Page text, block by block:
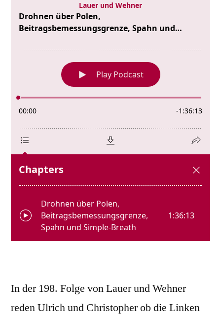
Beitragsbemessungsgrenze,
Spahn
In der 198. Folge von Lauer und Wehner
reden Ulrich und Christopher ob die Linken